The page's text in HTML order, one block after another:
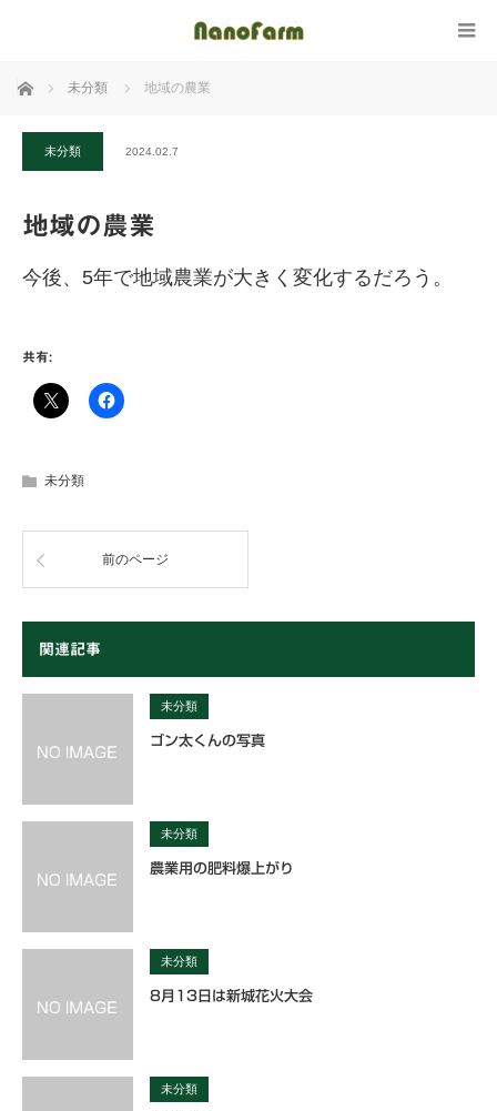
ホーム 未分類 地域の農業
未分類 2024.02.7
地域の農業
今後、5年で地域農業が大きく変化するだろう。
共有:
未分類
前のページ
関連記事
未分類
ゴン太くんの写真
未分類
農業用の肥料爆上がり
未分類
8月13日は新城花火大会
未分類